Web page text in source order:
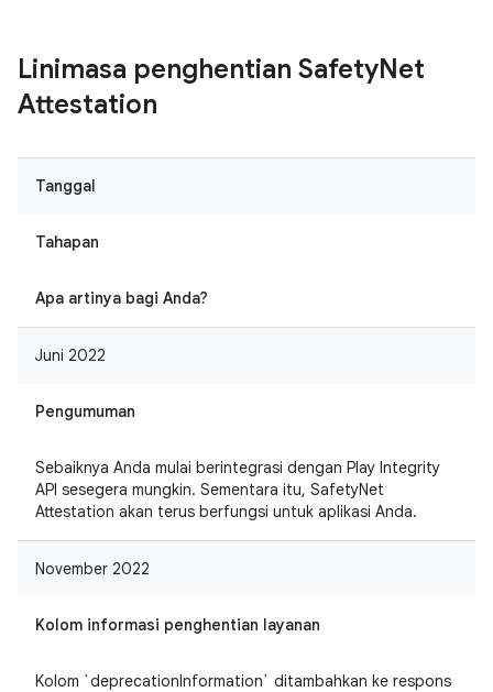
Linimasa penghentian SafetyNet
Attestation
Tanggal
Tahapan
Apa artinya bagi Anda?
Juni 2022
Pengumuman
Sebaiknya Anda mulai berintegrasi dengan Play Integrity
API sesegera mungkin. Sementara itu, SafetyNet
Attestation akan terus berfungsi untuk aplikasi Anda.
November 2022
Kolom informasi penghentian layanan
Kolom `deprecationInformation` ditambahkan ke respons